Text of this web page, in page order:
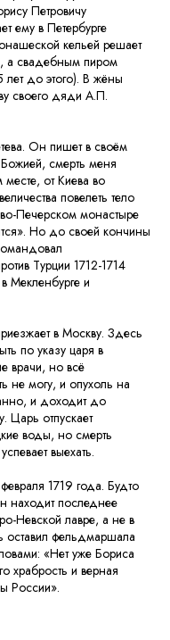
Петровичу
ему в Петербурге
кельей решает
а свадебным пиром
до этого). В жёны
своего дяди А.П.
Он пишет в своём
смерть меня
от Киева во
повелеть тело
Печерском монастыре
Но до своей кончины
Турции 1712-1714
Мекленбурге и
в Москву. Здесь
по указу царя в
врачи, но всё
не могу, и опухоль на
и доходит до
отпускает
воды, но смерть
выехать.
1719 года. Будто
находит последнее
Невской лавре, а не в
оставил фельдмаршала
«Нет уже Бориса
храбрость и верная
России».